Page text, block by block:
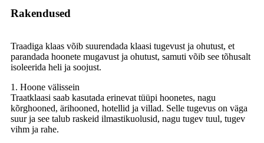
Rakendused
Traadiga klaas võib suurendada klaasi tugevust ja ohutust, et
parandada hoonete mugavust ja ohutust, samuti võib see tõhusalt
isoleerida heli ja soojust.
1. Hoone välissein
Traatklaasi saab kasutada erinevat tüüpi hoonetes, nagu
kõrghooned, ärihooned, hotellid ja villad. Selle tugevus on väga
suur ja see talub raskeid ilmastikuolusid, nagu tugev tuul, tugev
vihm ja rahe.